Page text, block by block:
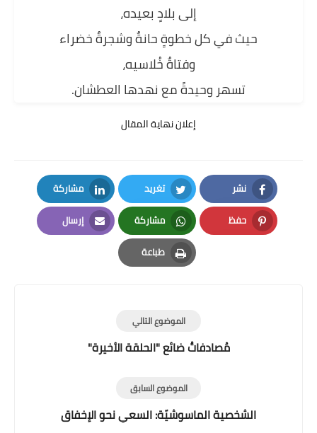
إلى بلادٍ بعيده،
حيث في كل خطوةٍ حانةٌ وشجرةٌ خضراء
وفتاةٌ خُلاسيه،
تسهر وحيدةً مع نهدها العطشان.
إعلان نهاية المقال
نشر
Facebook
تغريد
Twitter
مشاركة
LinkedIn
حفظ
Pinterest
مشاركة
Whatsapp
إرسال
Email
طباعة
Print
الموضوع التالي
مُصادفاتُ ضائع "الحلقة الأخيرة"
الموضوع السابق
الشخصية الماسوشيّة: السعي نحو الإخفاق